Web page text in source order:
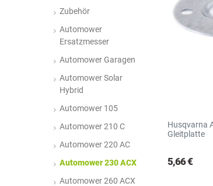
Zubehör
Automower
Ersatzmesser
Automower Garagen
Automower Solar
Hybrid
Automower 105
Automower 210 C
Automower 220 AC
Automower 230 ACX
Automower 260 ACX
Husqvarna
Gleitplatte
5,66 €